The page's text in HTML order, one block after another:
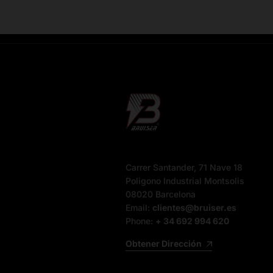
Carrer Santander, 71 Nave 18
Poligono Industrial Montsolis
08020 Barcelona
Email: clientes@bruiser.es
Phone: + 34 692 994 620
Obtener Dirección